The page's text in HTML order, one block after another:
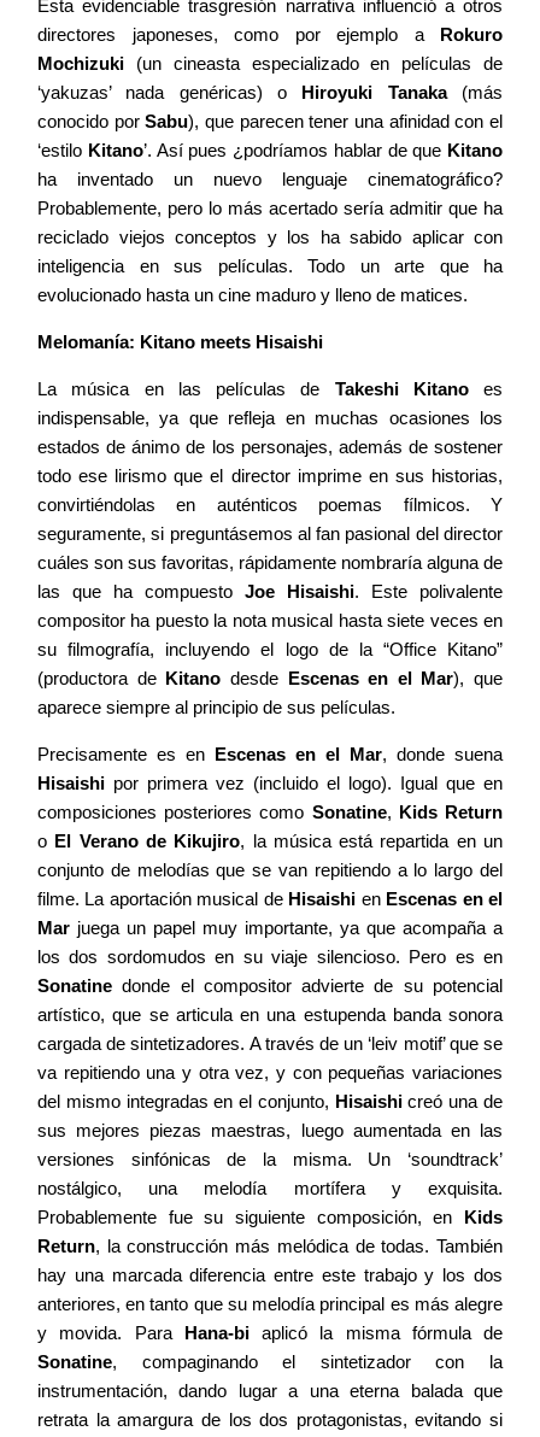
Esta evidenciable trasgresión narrativa influenció a otros
directores japoneses, como por ejemplo a Rokuro
Mochizuki (un cineasta especializado en películas de
‘yakuzas’ nada genéricas) o Hiroyuki Tanaka(más
conocido porSabu), que parecen tener una afinidad con el
‘estilo Kitano’. Así pues ¿podríamos hablar de que Kitano
ha inventado un nuevo lenguaje cinematográfico?
Probablemente, pero lo más acertado sería admitir que ha
reciclado viejos conceptos y los ha sabido aplicar con
inteligencia en sus películas. Todo un arte que ha
evolucionado hasta un cine maduro y lleno de matices.
Melomanía: Kitano meets Hisaishi
La música en las películas de Takeshi Kitanoes
indispensable, ya que refleja en muchas ocasiones los
estados de ánimo de los personajes, además de sostener
todo ese lirismo que el director imprime en sus historias,
convirtiéndolas en auténticos poemas fílmicos. Y
seguramente, si preguntásemos al fan pasional del director
cuáles son sus favoritas, rápidamente nombraría alguna de
las que ha compuesto Joe Hisaishi. Este polivalente
compositor ha puesto la nota musical hasta siete veces en
su filmografía, incluyendo el logo de la “Office Kitano”
(productora de Kitano desde Escenas en el Mar), que
aparece siempre al principio de sus películas.
Precisamente es en Escenas en el Mar, donde suena
Hisaishi por primera vez (incluido el logo). Igual que en
composiciones posteriores como Sonatine, Kids Return
o El Verano de Kikujiro, la música está repartida en un
conjunto de melodías que se van repitiendo a lo largo del
filme. La aportación musical de Hisaishi en Escenas en el
Mar juega un papel muy importante, ya que acompaña a
los dos sordomudos en su viaje silencioso. Pero es en
Sonatine donde el compositor advierte de su potencial
artístico, que se articula en una estupenda banda sonora
cargada de sintetizadores. A través de un ‘leiv motif’ que se
va repitiendo una y otra vez, y con pequeñas variaciones
del mismo integradas en el conjunto, Hisaishicreó una de
sus mejores piezas maestras, luego aumentada en las
versiones sinfónicas de la misma. Un ‘soundtrack’
nostálgico, una melodía mortífera y exquisita.
Probablemente fue su siguiente composición, en Kids
Return, la construcción más melódica de todas. También
hay una marcada diferencia entre este trabajo y los dos
anteriores, en tanto que su melodía principal es más alegre
y movida. Para Hana-biaplicó la misma fórmula de
Sonatine, compaginando el sintetizador con la
instrumentación, dando lugar a una eterna balada que
retrata la amargura de los dos protagonistas, evitando si